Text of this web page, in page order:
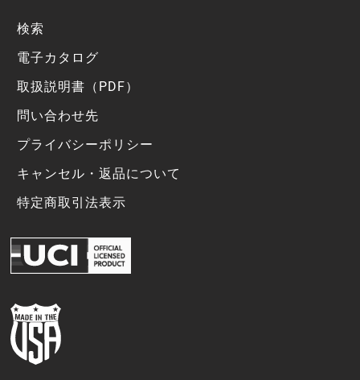
検索
電子カタログ
取扱説明書（PDF）
問い合わせ先
プライバシーポリシー
キャンセル・返品について
特定商取引法表示